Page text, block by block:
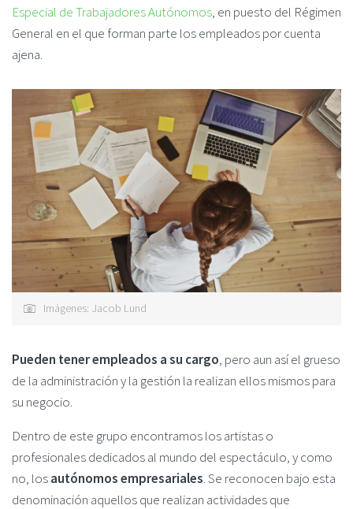
Especial de Trabajadores Autónomos, en puesto del Régimen
General en el que forman parte los empleados por cuenta
ajena.
Imágenes: Jacob Lund
Pueden tener empleados a su cargo, pero aun así el grueso
de la administración y la gestión la realizan ellos mismos para
su negocio.
Dentro de este grupo encontramos los artistas o
profesionales dedicados al mundo del espectáculo, y como
no, losautónomos empresariales. Se reconocen bajo esta
denominación aquellos que realizan actividades que